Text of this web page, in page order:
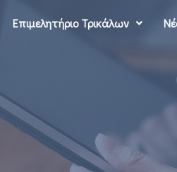
Επιμελητήριο Τρικάλων